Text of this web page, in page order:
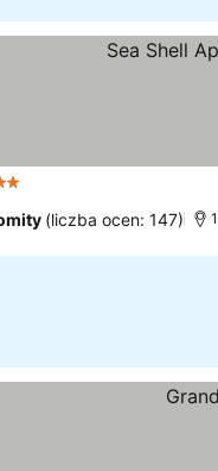
Kategoria
(liczba ocen: 147)